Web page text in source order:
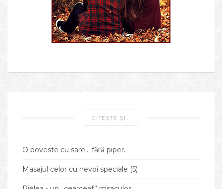
CITEŞTE ŞI…
O poveste cu sare… fără piper.
Masajul celor cu nevoi speciale (5)